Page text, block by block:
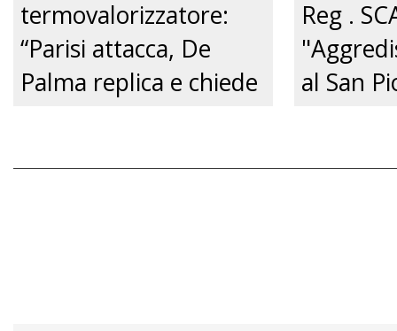
termovalorizzatore:
“Parisi attacca, De
Palma replica e chiede
Reg .
al San